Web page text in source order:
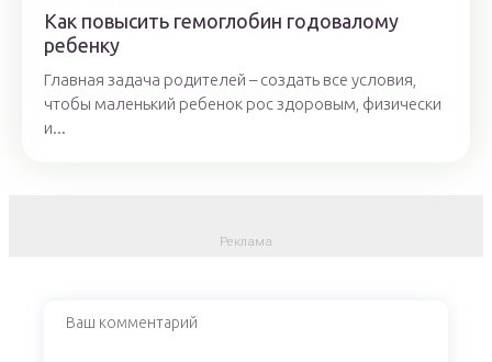
Как повысить гемоглобин годовалому
ребенку
Главная задача родителей – создать все условия,
чтобы маленький ребенок рос здоровым, физически
и...